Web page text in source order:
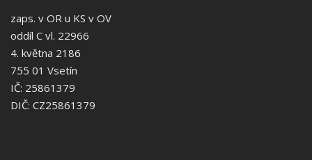
zaps. v OR u KS v OV
oddíl C vl. 22966
4. května 2186
755 01 Vsetín
IČ: 25861379
DIČ: CZ25861379